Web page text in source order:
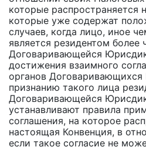
которые распространяется
которые уже содержат
случаев, когда лицо, иное
является резидентом более
Договаривающейся
достижения взаимного
органов
признанию такого лица
Договаривающейся
устанавливают правила
соглашения, на которое
настоящая Конвенция, в
если такое согласие не